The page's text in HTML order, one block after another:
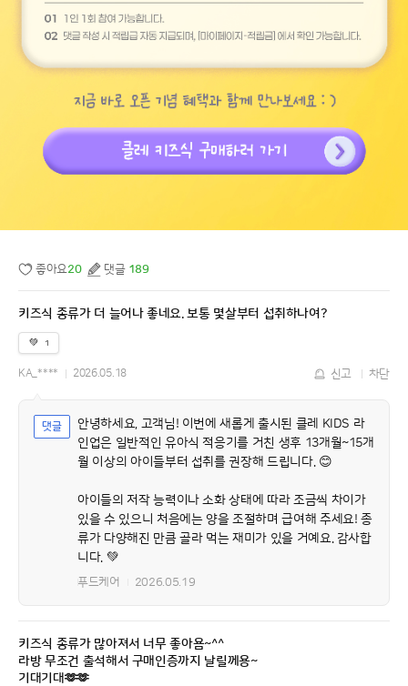
좋아요20 댓글 189
키즈식 종류가 더 늘어나 좋네요. 보통 몇살부터 섭취하나여?
💚 1
KA_**** 2026.05.18 신고 차단
안녕하세요, 고객님! 이번에 새롭게 출시된 클레 KIDS 라
인업은 일반적인 유아식 적응기를 거친 생후 13개월~15개
월 이상의 아이들부터 섭취를 권장해 드립니다. 😊
아이들의 저작 능력이나 소화 상태에 따라 조금씩 차이가
있을 수 있으니 처음에는 양을 조절하며 급여해 주세요! 종
류가 다양해진 만큼 골라 먹는 재미가 있을 거예요. 감사합
니다. 💚
푸드케어 2026.05.19
키즈식 종류가 많아져서 너무 좋아욤~^^
라방 무조건 출석해서 구매인증까지 날릴께용~
기대기대🫶🫶